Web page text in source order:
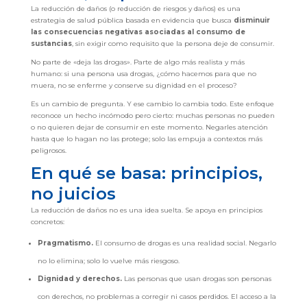
La reducción de daños (o reducción de riesgos y daños) es una
estrategia de salud pública basada en evidencia que busca disminuir
las consecuencias negativas asociadas al consumo de
sustancias, sin exigir como requisito que la persona deje de consumir.
No parte de «deja las drogas». Parte de algo más realista y más
humano: si una persona usa drogas, ¿cómo hacemos para que no
muera, no se enferme y conserve su dignidad en el proceso?
Es un cambio de pregunta. Y ese cambio lo cambia todo. Este enfoque
reconoce un hecho incómodo pero cierto: muchas personas no pueden
o no quieren dejar de consumir en este momento. Negarles atención
hasta que lo hagan no las protege; solo las empuja a contextos más
peligrosos.
En qué se basa: principios,
no juicios
La reducción de daños no es una idea suelta. Se apoya en principios
concretos:
Pragmatismo.El consumo de drogas es una realidad social. Negarlo
no lo elimina; solo lo vuelve más riesgoso.
Dignidad y derechos.Las personas que usan drogas son personas
con derechos, no problemas a corregir ni casos perdidos. El acceso a la